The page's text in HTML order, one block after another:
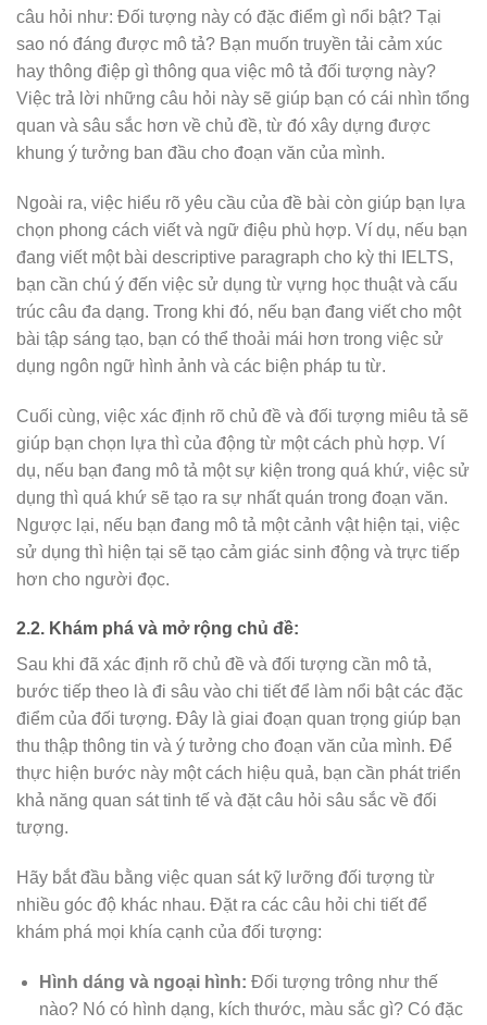
câu hỏi như: Đối tượng này có đặc điểm gì nổi bật? Tại
sao nó đáng được mô tả? Bạn muốn truyền tải cảm xúc
hay thông điệp gì thông qua việc mô tả đối tượng này?
Việc trả lời những câu hỏi này sẽ giúp bạn có cái nhìn tổng
quan và sâu sắc hơn về chủ đề, từ đó xây dựng được
khung ý tưởng ban đầu cho đoạn văn của mình.
Ngoài ra, việc hiểu rõ yêu cầu của đề bài còn giúp bạn lựa
chọn phong cách viết và ngữ điệu phù hợp. Ví dụ, nếu bạn
đang viết một bài descriptive paragraph cho kỳ thi IELTS,
bạn cần chú ý đến việc sử dụng từ vựng học thuật và cấu
trúc câu đa dạng. Trong khi đó, nếu bạn đang viết cho một
bài tập sáng tạo, bạn có thể thoải mái hơn trong việc sử
dụng ngôn ngữ hình ảnh và các biện pháp tu từ.
Cuối cùng, việc xác định rõ chủ đề và đối tượng miêu tả sẽ
giúp bạn chọn lựa thì của động từ một cách phù hợp. Ví
dụ, nếu bạn đang mô tả một sự kiện trong quá khứ, việc sử
dụng thì quá khứ sẽ tạo ra sự nhất quán trong đoạn văn.
Ngược lại, nếu bạn đang mô tả một cảnh vật hiện tại, việc
sử dụng thì hiện tại sẽ tạo cảm giác sinh động và trực tiếp
hơn cho người đọc.
2.2. Khám phá và mở rộng chủ đề:
Sau khi đã xác định rõ chủ đề và đối tượng cần mô tả,
bước tiếp theo là đi sâu vào chi tiết để làm nổi bật các đặc
điểm của đối tượng. Đây là giai đoạn quan trọng giúp bạn
thu thập thông tin và ý tưởng cho đoạn văn của mình. Để
thực hiện bước này một cách hiệu quả, bạn cần phát triển
khả năng quan sát tinh tế và đặt câu hỏi sâu sắc về đối
tượng.
Hãy bắt đầu bằng việc quan sát kỹ lưỡng đối tượng từ
nhiều góc độ khác nhau. Đặt ra các câu hỏi chi tiết để
khám phá mọi khía cạnh của đối tượng:
Hình dáng và ngoại hình: Đối tượng trông như thế
nào? Nó có hình dạng, kích thước, màu sắc gì? Có đặc